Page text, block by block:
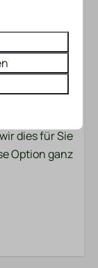
zwei
dies für Sie
Option ganz